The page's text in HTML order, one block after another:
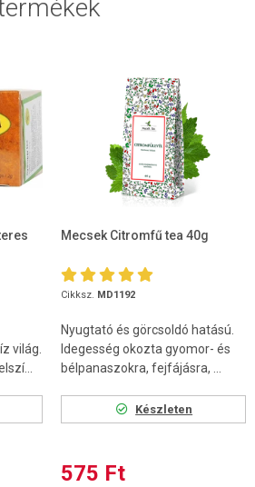
világ.
Mecsek Citromfű tea 40g
Cikksz. MD1192
Nyugtató és görcsoldó hatású.
Idegesség okozta gyomor- és
bélpanaszokra, fejfájásra, ...
Készleten
575 Ft